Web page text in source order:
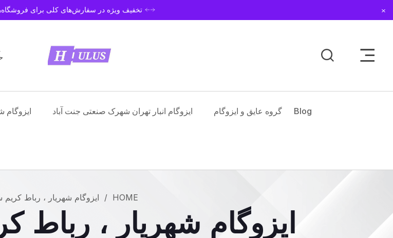
تخفیف ویژه در سفارش‌های کلی برای Dismiss
Toggle Sidebar
Blog گروه عایق و ایزوگام ایزوگام انبار تهران شهرک صنعتی جنت آباد ایزوگام
HOME
/ ایزوگام شهریار ، رباط کریم
ایزوگام شهریار ، رباط